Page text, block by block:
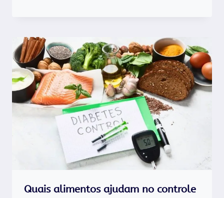
Quais alimentos ajudam no controle